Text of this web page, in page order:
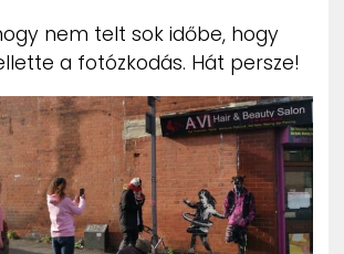
nem telt sok időbe, hogy
a fotózkodás. Hát persze!